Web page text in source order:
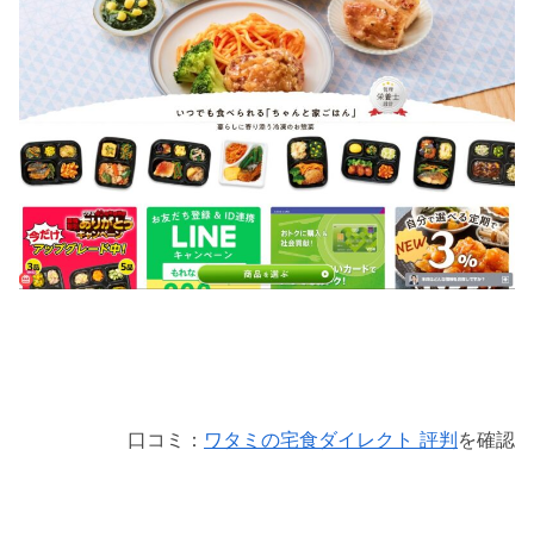
口コミ： ワタミの宅食ダイレクト 評判を確認